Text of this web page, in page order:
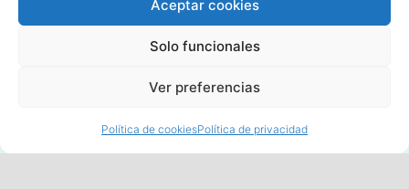
Aceptar cookies
Solo funcionales
Ver preferencias
Política de cookiesPolítica de privacidad
C/ Grañón, 12 - Local
28050 Las Tablas - Madrid